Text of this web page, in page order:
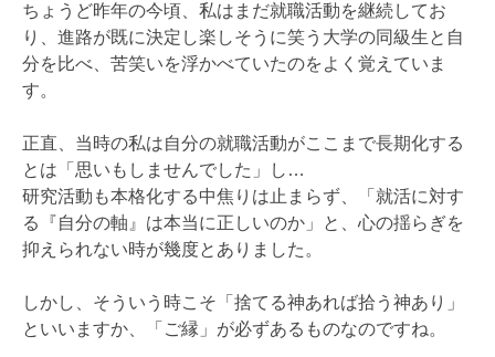
ちょうど昨年の今頃、私はまだ就職活動を継続してお
り、進路が既に決定し楽しそうに笑う大学の同級生と自
分を比べ、苦笑いを浮かべていたのをよく覚えていま
す。
正直、当時の私は自分の就職活動がここまで長期化する
とは「思いもしませんでした」し…
研究活動も本格化する中焦りは止まらず、「就活に対す
る『自分の軸』は本当に正しいのか」と、心の揺らぎを
抑えられない時が幾度とありました。
しかし、そういう時こそ「捨てる神あれば拾う神あり」
といいますか、「ご縁」が必ずあるものなのですね。